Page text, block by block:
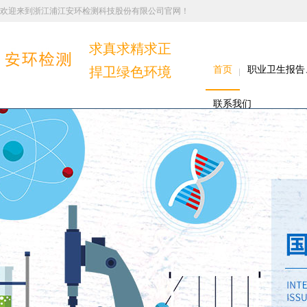
欢迎来到浙江浦江安环检测科技股份有限公司官网！
求真求精求正
捍卫绿色环境
首页 职业卫生报
联系我们